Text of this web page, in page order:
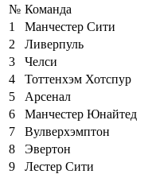
№ Команда
1
Манчестер Сити
2
Ливерпуль
3
Челси
4
Тоттенхэм Хотспур
5
Арсенал
6
Манчестер Юнайтед
7
Вулверхэмптон
8
Эвертон
9
Лестер Сити